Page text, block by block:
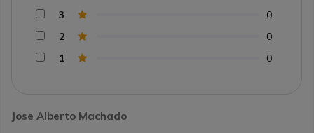
Jose Alberto Machado
3
0
2
0
1
0